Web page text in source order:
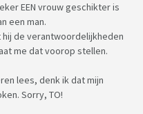
EEN vrouw geschikter is
een man.
hij de verantwoordelijkheden
me dat voorop stellen.
lees, denk ik dat mijn
Sorry, TO!